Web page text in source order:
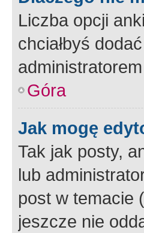
Liczba opcji
chciałbyś
Góra
Jak mogę
Tak jak posty,
lub
post w temacie
jeszcze nie